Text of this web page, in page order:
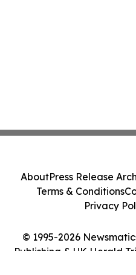
© 1995-2026
Publishing & UK Herald
AboutPress Release
Terms & Conditions
Privacy